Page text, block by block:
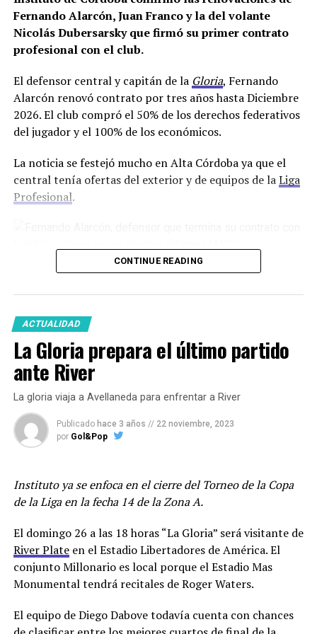
27 luego de Navidad en el Predio de La Agustina
pensando en la Copa de la Liga que arrancará a fines del
mes de enero.
Facebook
Twitter
WhatsApp
Messenger
GmailShare
Fernando Alarcón, Juan Franco y la del volante
Nicolás Dubersarsky que firmó su primer contrato
profesional con el club.
El defensor central y capitán de la Gloria, Fernando
Alarcón renovó contrato por tres años hasta Diciembre
2026. El club compró el 50% de los derechos federativos
del jugador y el 100% de los económicos.
La noticia se festejó mucho en Alta Córdoba ya que el
central tenía ofertas del exterior y de equipos de laLiga
Profesional.
El lateral derecho Juan Franco que venía en
Bessone, estampó su firma por dos años más de
contrato.
En el día de hoy el volante mixto Nicolás Dubersarsky
firmó su primer contrato profesional con el club. El
juvenil de 18 años firmó hasta Diciembre de 2026.
El volante disputó 41 partidos en este año durante la
Copa Proyección.
CONTINUE READING
ACTUALIDAD
La Gloria prepara el último partido
ante River
La gloria viaja a Avellaneda para enfrentar a River
Publicado hace 3 años // 22 noviembre, 2023
por Gol&Pop
Instituto ya se enfoca en el cierre del Torneo de la Copa
de la Liga en la fecha 14 de la Zona A.
El domingo 26 a las 18 horas “La Gloria” será visitante de
River Plateen el Estadio Libertadores de América. El
conjunto Millonario es local porque el Estadio Mas
Monumental tendrá recitales de Roger Waters.
El equipo de Diego Dabove todavía cuenta con chances